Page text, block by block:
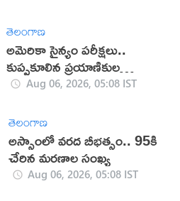
తెలంగాణ
అమెరికా సైన్యం పరీక్షలు..
కుప్పకూలిన ప్రయాణికుల
విమానం
Aug 06, 2026, 05:08 IST
తెలంగాణ
అస్సాంలో వ‌ర‌ద బీభ‌త్సం.. 95కి
చేరిన మ‌ర‌ణాల సంఖ్య‌
Aug 06, 2026, 05:08 IST